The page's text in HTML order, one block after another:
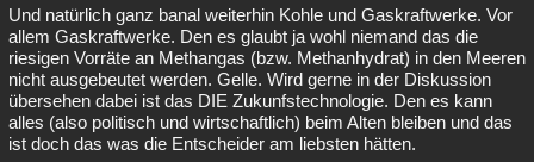
Und natürlich ganz banal weiterhin Kohle und Gaskraftwerke. Vor
allem Gaskraftwerke. Den es glaubt ja wohl niemand das die
riesigen Vorräte an Methangas (bzw. Methanhydrat) in den Meeren
nicht ausgebeutet werden. Gelle. Wird gerne in der Diskussion
übersehen dabei ist das DIE Zukunfstechnologie. Den es kann
alles (also politisch und wirtschaftlich) beim Alten bleiben und das
ist doch das was die Entscheider am liebsten hätten.